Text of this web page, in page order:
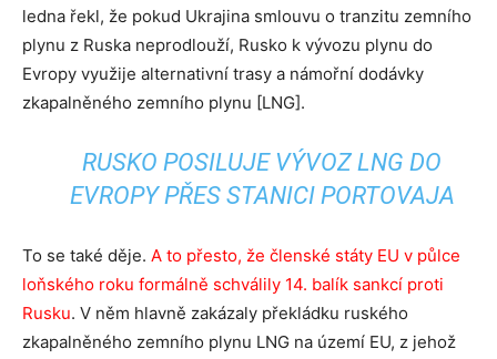
ledna řekl, že pokud Ukrajina smlouvu o tranzitu zemního
plynu z Ruska neprodlouží, Rusko k vývozu plynu do
Evropy využije alternativní trasy a námořní dodávky
zkapalněného zemního plynu [LNG].
RUSKO POSILUJE VÝVOZ LNG DO
EVROPY PŘES STANICI PORTOVAJA
To se také děje. A to přesto, že členské státy EU v půlce
loňského roku formálně schválily 14. balík sankcí proti
Rusku. V něm hlavně zakázaly překládku ruského
zkapalněného zemního plynu LNG na území EU, z jehož